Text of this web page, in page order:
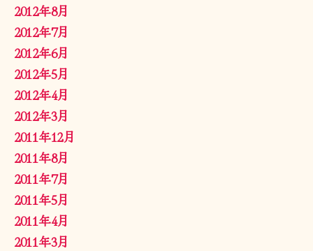
2012年8月
2012年7月
2012年6月
2012年5月
2012年4月
2012年3月
2011年12月
2011年8月
2011年7月
2011年5月
2011年4月
2011年3月